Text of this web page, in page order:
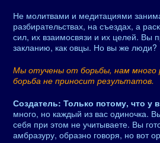
Не молитвами и медитациями
разбирательствах, на съездах, а
сил, их взаимосвязи и их целей. Вы
закланию, как овцы. Но вы же люди?
Мы отучены от борьбы, нам много
борьба не приносит результатов.
Создатель: Только потому, что у
много, но каждый из вас одиночка.
себя при этом не учитываете. Вы
амбразуру, образно говоря, но вот